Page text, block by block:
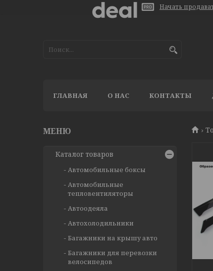
Начать
ГЛАВНАЯ О НАС КОНТАКТЫ
Каталог товаров
Автомобильные боксы
Автомобильные
тепловентиляторы
Автоодеяла
Автохолодильники
Багажники на крышу авто
Багажники для перевозки
велосипедов